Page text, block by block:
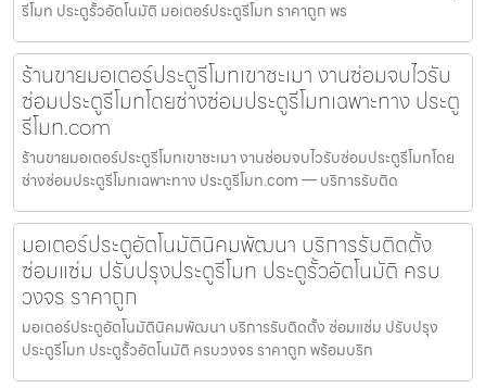
รีโมท ประตูรั้วอัตโนมัติ มอเตอร์ประตูรีโมท ราคาถูก พร
ร้านขายมอเตอร์ประตูรีโมทเขาชะเมา งานซ่อมจบไวรับ
ซ่อมประตูรีโมทโดยช่างซ่อมประตูรีโมทเฉพาะทาง ประตู
รีโมท.com
ร้านขายมอเตอร์ประตูรีโมทเขาชะเมา งานซ่อมจบไวรับซ่อมประตูรีโมทโดย
ช่างซ่อมประตูรีโมทเฉพาะทาง ประตูรีโมท.com — บริการรับติด
มอเตอร์ประตูอัตโนมัตินิคมพัฒนา บริการรับติดตั้ง
ซ่อมแซ่ม ปรับปรุงประตูรีโมท ประตูรั้วอัตโนมัติ ครบ
วงจร ราคาถูก
มอเตอร์ประตูอัตโนมัตินิคมพัฒนา บริการรับติดตั้ง ซ่อมแซ่ม ปรับปรุง
ประตูรีโมท ประตูรั้วอัตโนมัติ ครบวงจร ราคาถูก พร้อมบริก